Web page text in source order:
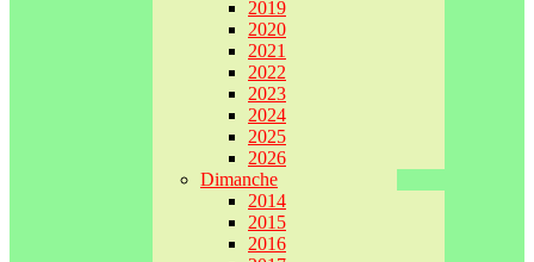
2019
2020
2021
2022
2023
2024
2025
2026
Dimanche
2014
2015
2016